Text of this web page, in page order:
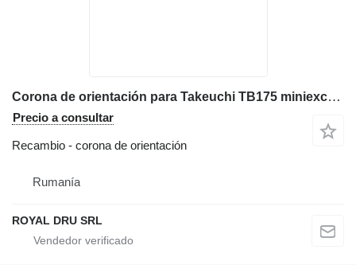
Corona de orientación para Takeuchi TB175 miniexcavadora
Precio a consultar
Recambio - corona de orientación
Rumanía
ROYAL DRU SRL